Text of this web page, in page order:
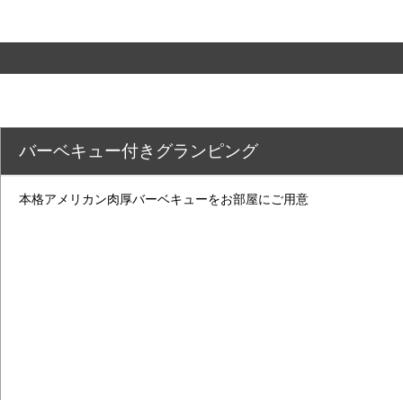
バーベキュー付きグランピング
本格アメリカン肉厚バーベキューをお部屋にご用意